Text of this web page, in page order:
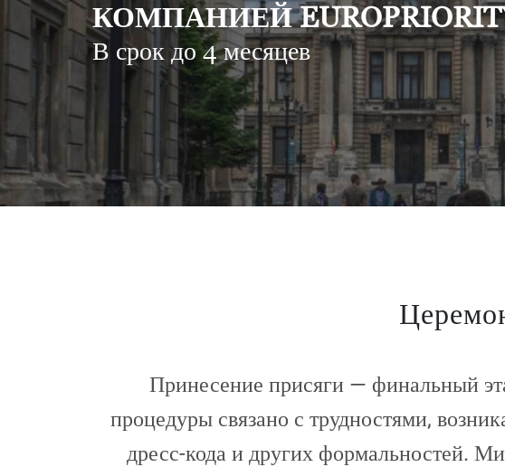
КОМПАНИЕЙ
В срок до 4 месяцев
Принесение присяги — финальный
процедуры связано с трудностями,
дресс-кода и других формальностей.